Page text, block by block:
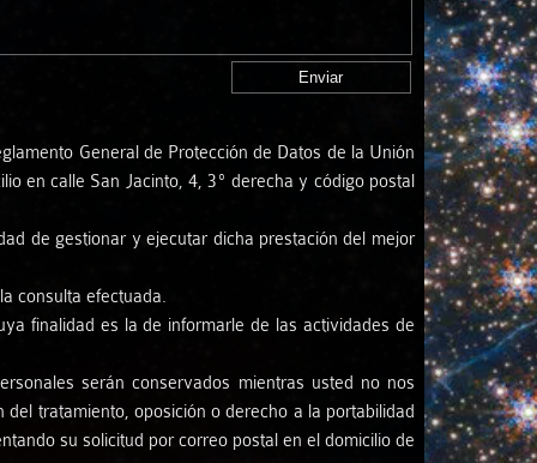
General de Protección de Datos de la Unión
en calle San Jacinto, 4, 3º derecha y código postal
de gestionar y ejecutar dicha prestación del mejor
consulta efectuada.
finalidad es la de informarle de las actividades de
serán conservados mientras usted no nos
tratamiento, oposición o derecho a la portabilidad
su solicitud por correo postal en el domicilio de